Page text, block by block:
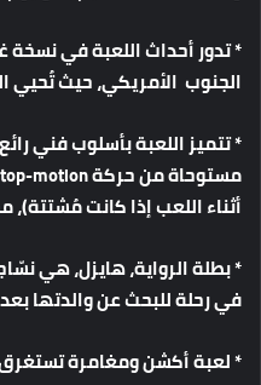
*تدورأحداثاللعبةفينسخة
الجنوب الأمريكي،حيثتُحيي
*تتميزاللعبةبأسلوبفني
مستوحاةمنحركة
أثناءاللعبإذاكانتمُشتتة)،
*بطلةالرواية،هايزل،هي
فيرحلةللبحثعنوالدتهابعد
*لعبةأكشنومغامرة